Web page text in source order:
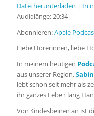
Apple Podcasts
RSS FEED
TEILEN
LINK
EMBED
Datei herunterladen | In
Audiolänge: 20:34
Abonnieren:Apple
Liebe Hörerinnen, liebe
In meinem heutigen
aus unserer Region.
lebt schon seit mehr als
ihr ganzes Leben lang
Von Kindesbeinen an ist